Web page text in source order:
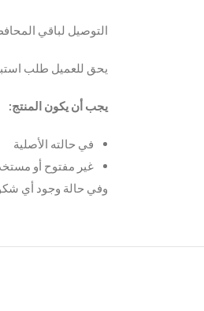
التوصيل لباقي المحافظات
يحق للعميل طلب استبدال أو
يجب أن يكون المنتج:
في حالته الأصلية
غير مفتوح أو
وفي حالة وجود أي